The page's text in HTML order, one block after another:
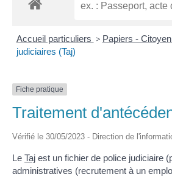
Accueil particuliers > Papiers -
judiciaires (Taj)
Fiche pratique
Traitement
Vérifié le 30/05/2023 - Direction de
Le Taj est un fichier de police judiciaire
administratives (recrutement à un